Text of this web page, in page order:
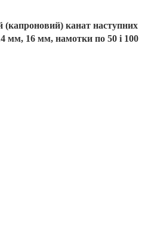
(капроновий) канат наступних
мм, 16 мм, намотки по 50 і 100